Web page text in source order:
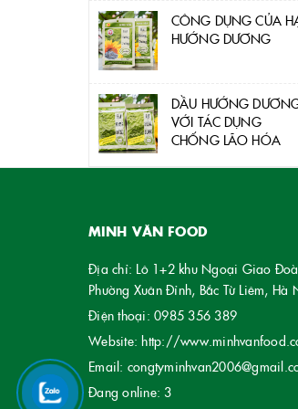
CÔNG DỤNG CỦA
HƯỚNG DƯƠNG
DẦU HƯỚNG
VỚI TÁC DỤNG
CHỐNG LÃO HÓA
MINH VĂN FOOD
Địa chỉ: Lô 1+2 khu Ngoại Giao
Phường Xuân Đỉnh, Bắc Từ Liêm, Hà
Điện thoại: 0985 356 389
Website:http://
Email:
Đang online:3